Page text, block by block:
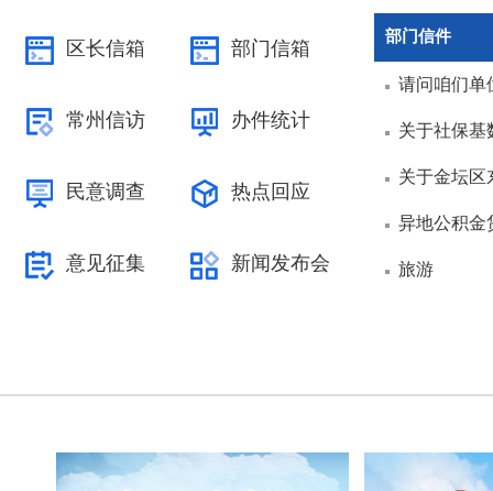
区长信箱 部门信箱
常州信访 办件统计
民意调查 热点回应
意见征集 新闻发布会
部门信件
请问咱们单
关于社保基
关于金坛区
异地公积金
旅游